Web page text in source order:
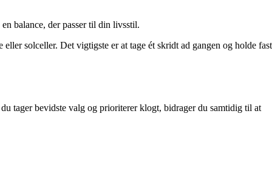
balance, der passer til din livsstil.
solceller. Det vigtigste er at tage ét skridt ad gangen og holde fast
tager bevidste valg og prioriterer klogt, bidrager du samtidig til at